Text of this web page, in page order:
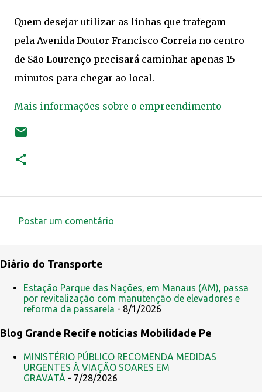
Quem desejar utilizar as linhas que trafegam
pela Avenida Doutor Francisco Correia no centro
de São Lourenço precisará caminhar apenas 15
minutos para chegar ao local.
Mais informações sobre o empreendimento
m
e
n
á
o
Postar um comentário
Diário do Transporte
Estação Parque das Nações, em Manaus (AM), passa
por revitalização com manutenção de elevadores e
reforma da passarela - 8/1/2026
Blog Grande Recife notícias Mobilidade Pe
MINISTÉRIO PÚBLICO RECOMENDA MEDIDAS
URGENTES À VIAÇÃO SOARES EM
GRAVATÁ - 7/28/2026